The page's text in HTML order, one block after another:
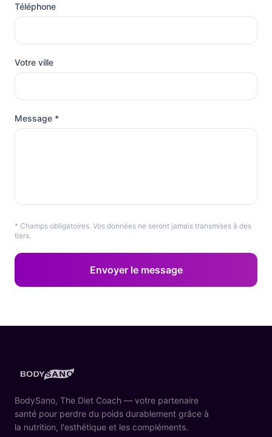
Téléphone
Votre ville
Message *
* Champs obligatoires. Vos données ne seront jamais transmises à des
tiers.
Envoyer le message
BodySano, The Diet Coach — votre partenaire
santé pour perdre du poids durablement grâce à
la nutrition, l'esthétique et les compléments.